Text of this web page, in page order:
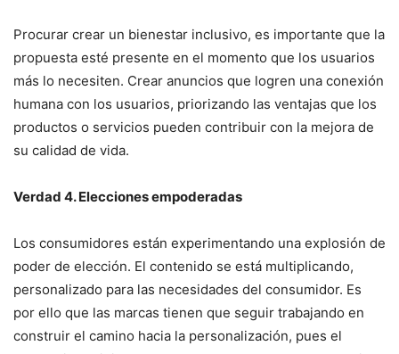
Procurar crear un bienestar inclusivo, es importante que la
propuesta esté presente en el momento que los usuarios
más lo necesiten. Crear anuncios que logren una conexión
humana con los usuarios, priorizando las ventajas que los
productos o servicios pueden contribuir con la mejora de
su calidad de vida.
Verdad 4. Elecciones empoderadas
Los consumidores están experimentando una explosión de
poder de elección. El contenido se está multiplicando,
personalizado para las necesidades del consumidor. Es
por ello que las marcas tienen que seguir trabajando en
construir el camino hacia la personalización, pues el